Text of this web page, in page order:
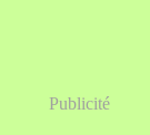
Publicité